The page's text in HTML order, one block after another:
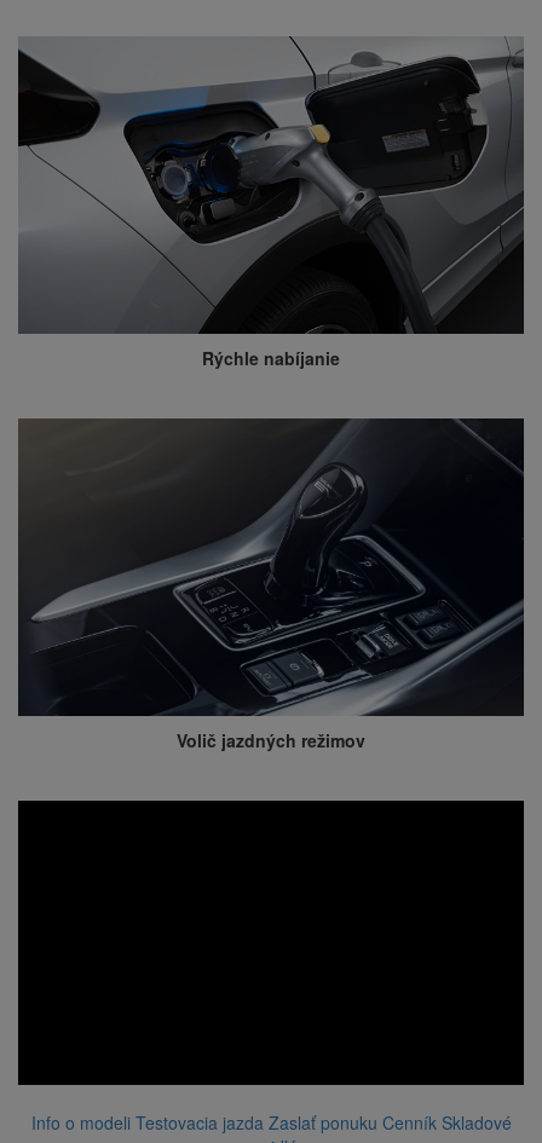
Rýchle nabíjanie
Volič jazdných režimov
Info o modeli Testovacia jazda Zaslať ponuku Cenník Skladové